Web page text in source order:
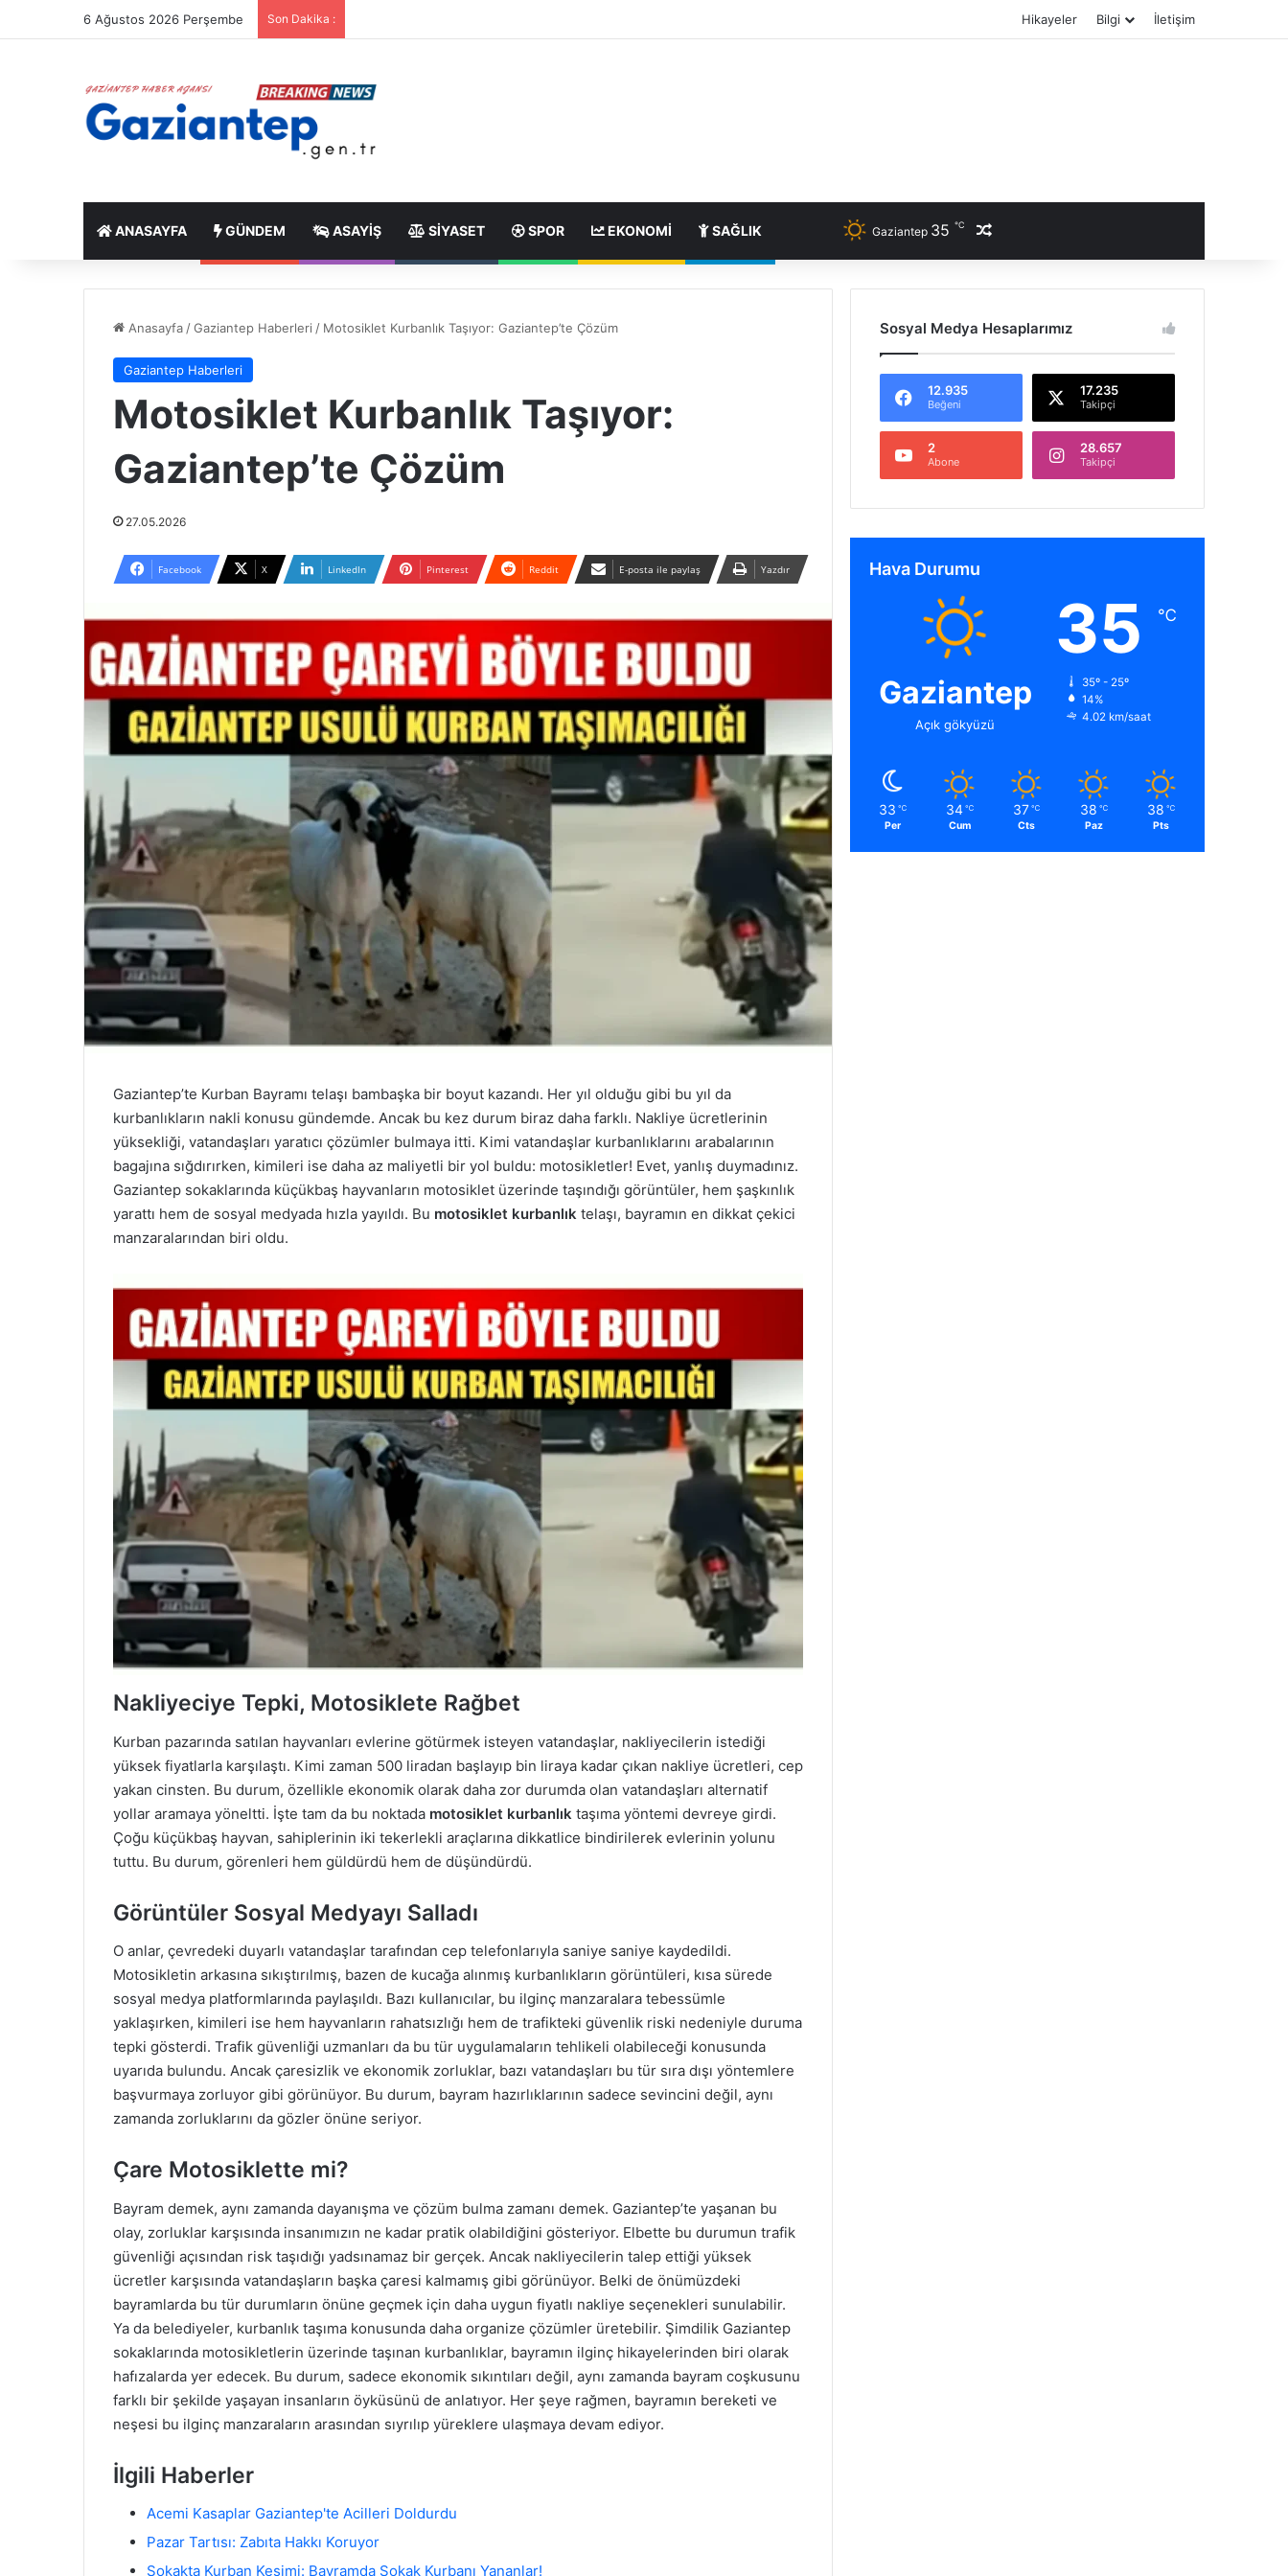
6 Ağustos 2026 Perşembe Son Dakika : Hikayeler Bilgi İletişim
ANASAYFA GÜNDEM ASAYIŞ SIYASET SPOR EKONOMI SAĞLIK Gaziantep 35 ℃
Anasayfa /Gaziantep Haberleri / Motosiklet Kurbanlık Taşıyor: Gaziantep’te Çözüm
Gaziantep Haberleri
Motosiklet Kurbanlık Taşıyor:
Gaziantep’te Çözüm
27.05.2026
Facebook X LinkedIn Pinterest Reddit E-posta ile paylaş Yazdır
Gaziantep’te Kurban Bayramı telaşı bambaşka bir boyut kazandı. Her yıl olduğu gibi bu yıl da
kurbanlıkların nakli konusu gündemde. Ancak bu kez durum biraz daha farklı. Nakliye ücretlerinin
yüksekliği, vatandaşları yaratıcı çözümler bulmaya itti. Kimi vatandaşlar kurbanlıklarını arabalarının
bagajına sığdırırken, kimileri ise daha az maliyetli bir yol buldu: motosikletler! Evet, yanlış duymadınız.
Gaziantep sokaklarında küçükbaş hayvanların motosiklet üzerinde taşındığı görüntüler, hem şaşkınlık
yarattı hem de sosyal medyada hızla yayıldı. Bu motosiklet kurbanlık telaşı, bayramın en dikkat çekici
manzaralarından biri oldu.
Nakliyeciye Tepki, Motosiklete Rağbet
Kurban pazarında satılan hayvanları evlerine götürmek isteyen vatandaşlar, nakliyecilerin istediği
yüksek fiyatlarla karşılaştı. Kimi zaman 500 liradan başlayıp bin liraya kadar çıkan nakliye ücretleri, cep
yakan cinsten. Bu durum, özellikle ekonomik olarak daha zor durumda olan vatandaşları alternatif
yollar aramaya yöneltti. İşte tam da bu noktada motosiklet kurbanlık taşıma yöntemi devreye girdi.
Çoğu küçükbaş hayvan, sahiplerinin iki tekerlekli araçlarına dikkatlice bindirilerek evlerinin yolunu
tuttu. Bu durum, görenleri hem güldürdü hem de düşündürdü.
Görüntüler Sosyal Medyayı Salladı
O anlar, çevredeki duyarlı vatandaşlar tarafından cep telefonlarıyla saniye saniye kaydedildi.
Motosikletin arkasına sıkıştırılmış, bazen de kucağa alınmış kurbanlıkların görüntüleri, kısa sürede
sosyal medya platformlarında paylaşıldı. Bazı kullanıcılar, bu ilginç manzaralara tebessümle
yaklaşırken, kimileri ise hem hayvanların rahatsızlığı hem de trafikteki güvenlik riski nedeniyle duruma
tepki gösterdi. Trafik güvenliği uzmanları da bu tür uygulamaların tehlikeli olabileceği konusunda
uyarıda bulundu. Ancak çaresizlik ve ekonomik zorluklar, bazı vatandaşları bu tür sıra dışı yöntemlere
başvurmaya zorluyor gibi görünüyor. Bu durum, bayram hazırlıklarının sadece sevincini değil, aynı
zamanda zorluklarını da gözler önüne seriyor.
Çare Motosiklette mi?
Bayram demek, aynı zamanda dayanışma ve çözüm bulma zamanı demek. Gaziantep’te yaşanan bu
olay, zorluklar karşısında insanımızın ne kadar pratik olabildiğini gösteriyor. Elbette bu durumun trafik
güvenliği açısından risk taşıdığı yadsınamaz bir gerçek. Ancak nakliyecilerin talep ettiği yüksek
ücretler karşısında vatandaşların başka çaresi kalmamış gibi görünüyor. Belki de önümüzdeki
bayramlarda bu tür durumların önüne geçmek için daha uygun fiyatlı nakliye seçenekleri sunulabilir.
Ya da belediyeler, kurbanlık taşıma konusunda daha organize çözümler üretebilir. Şimdilik Gaziantep
sokaklarında motosikletlerin üzerinde taşınan kurbanlıklar, bayramın ilginç hikayelerinden biri olarak
hafızalarda yer edecek. Bu durum, sadece ekonomik sıkıntıları değil, aynı zamanda bayram coşkusunu
farklı bir şekilde yaşayan insanların öyküsünü de anlatıyor. Her şeye rağmen, bayramın bereketi ve
neşesi bu ilginç manzaraların arasından sıyrılıp yüreklere ulaşmaya devam ediyor.
İlgili Haberler
Acemi Kasaplar Gaziantep'te Acilleri Doldurdu
Pazar Tartısı: Zabıta Hakkı Koruyor
Sokakta Kurban Kesimi: Bayramda Sokak Kurbanı Yananlar!
Sosyal Medya Hesaplarımız
12.935
Beğeni
17.235
Takipçi
2
Abone
28.657
Takipçi
Hava Durumu
Gaziantep
Açık gökyüzü
35 ℃
35º - 25º
14%
4.02 km/saat
33 ℃
Per
34 ℃
Cum
37 ℃
Cts
38 ℃
Paz
38 ℃
Pts